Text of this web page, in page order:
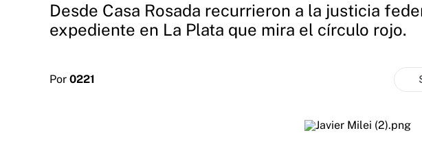
Desde Casa Rosada recurrieron a la justicia
expediente en La Plata que mira el círculo rojo.
Por 0221